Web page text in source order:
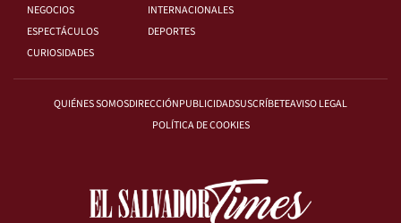
NEGOCIOS
INTERNACIONALES
ESPECTÁCULOS
DEPORTES
CURIOSIDADES
QUIÉNES SOMOSDIRECCIÓNPUBLICIDADSUSCRÍBETEAVISO LEGAL
POLÍTICA DE COOKIES